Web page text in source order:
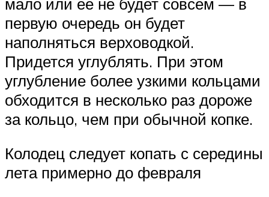
первую очередь он будет
наполняться верховодкой.
Придется углублять. При этом
углубление более узкими кольцами
обходится в несколько раз дороже
за кольцо, чем при обычной копке.
Колодец следует копать с середины
лета примерно до февраля